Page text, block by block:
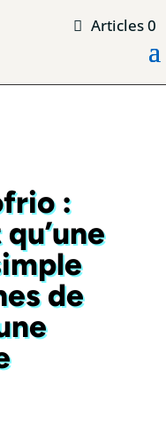
Articles 0
:
de